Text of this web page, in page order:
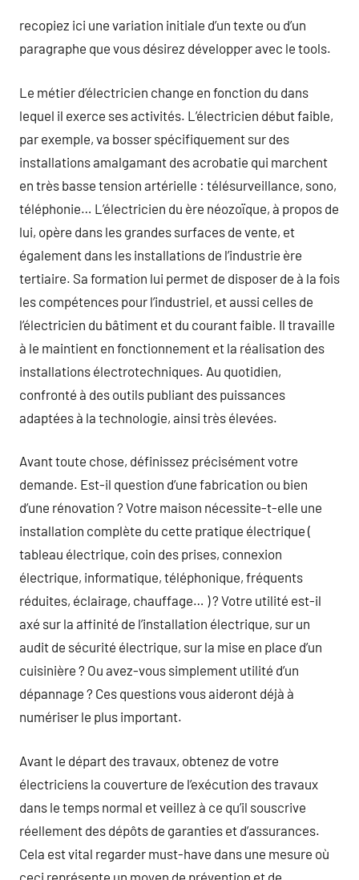
recopiez ici une variation initiale d’un texte ou d’un
paragraphe que vous désirez développer avec le tools.
Le métier d’électricien change en fonction du dans
lequel il exerce ses activités. L’électricien début faible,
par exemple, va bosser spécifiquement sur des
installations amalgamant des acrobatie qui marchent
en très basse tension artérielle : télésurveillance, sono,
téléphonie… L’électricien du ère néozoïque, à propos de
lui, opère dans les grandes surfaces de vente, et
également dans les installations de l’industrie ère
tertiaire. Sa formation lui permet de disposer de à la fois
les compétences pour l’industriel, et aussi celles de
l’électricien du bâtiment et du courant faible. Il travaille
à le maintient en fonctionnement et la réalisation des
installations électrotechniques. Au quotidien,
confronté à des outils publiant des puissances
adaptées à la technologie, ainsi très élevées.
Avant toute chose, définissez précisément votre
demande. Est-il question d’une fabrication ou bien
d’une rénovation ? Votre maison nécessite-t-elle une
installation complète du cette pratique électrique (
tableau électrique, coin des prises, connexion
électrique, informatique, téléphonique, fréquents
réduites, éclairage, chauffage… ) ? Votre utilité est-il
axé sur la affinité de l’installation électrique, sur un
audit de sécurité électrique, sur la mise en place d’un
cuisinière ? Ou avez-vous simplement utilité d’un
dépannage ? Ces questions vous aideront déjà à
numériser le plus important.
Avant le départ des travaux, obtenez de votre
électriciens la couverture de l’exécution des travaux
dans le temps normal et veillez à ce qu’il souscrive
réellement des dépôts de garanties et d’assurances.
Cela est vital regarder must-have dans une mesure où
ceci représente un moyen de prévention et de